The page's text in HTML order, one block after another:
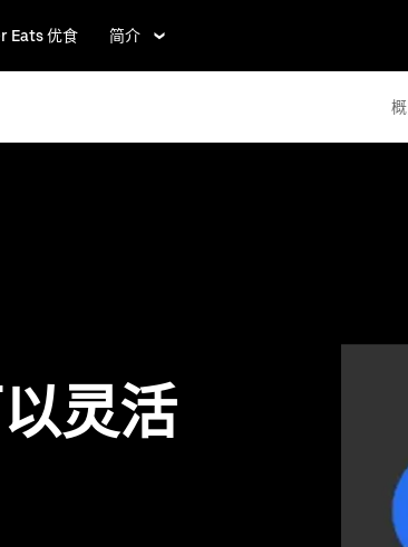
Eats 优食 简介
灵活